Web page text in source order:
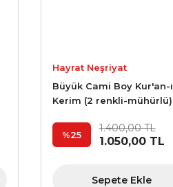
Hayrat Neşriyat
Büyük Cami Boy Kur'an-ı
Kerim (2 renkli-mühürlü)
%25
1.400,00 TL
1.050,00 TL
Sepete Ekle